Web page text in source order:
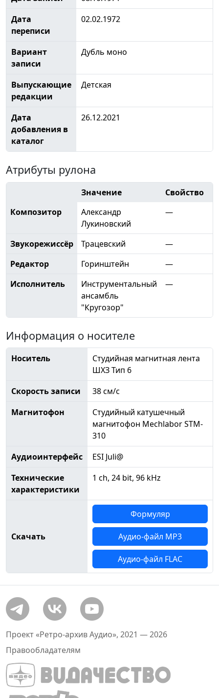
Дата
переписи
02.02.1972
Вариант
записи
Дубль моно
Выпускающие
редакции
Детская
Дата
добавления в
каталог
26.12.2021
Атрибуты рулона
Значение
Свойство
Композитор
Александр
Лукиновский
—
Звукорежиссёр Трацевский
—
Редактор
Горинштейн
—
Исполнитель
Инструментальный
ансамбль
"Кругозор"
—
Информация о носителе
Носитель
Студийная магнитная лента
ШХЗ Тип 6
Скорость записи
38 см/с
Магнитофон
Студийный катушечный
магнитофон Mechlabor STM-
310
Аудиоинтерфейс
ESI Juli@
Технические
характеристики
1 ch, 24 bit, 96 kHz
Скачать
Формуляр
Аудио-файл MP3
Аудио-файл FLAC
Проект «Ретро-архив Аудио», 2021 — 2026
Правообладателям